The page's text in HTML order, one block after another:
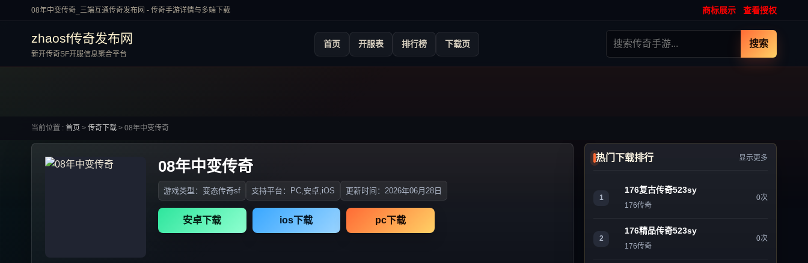
08年中变传奇_三端互通传奇发布网 - 传奇手游详情与多端下载 商标展示 查看授权
zhaosf传奇发布网
新开传奇SF开服信息聚合平台
首页 开服表 排行榜 下载页 搜索
当前位置 : 首页 > 传奇下载 > 08年中变传奇
08年中变传奇
游戏类型：变态传奇sf 支持平台：PC,安卓,iOS 更新时间：2026年06月28日
安卓下载 ios下载 pc下载
热门下载排行 显示更多
1
176复古传奇523sy
176传奇
0次
2
176精品传奇523sy
176传奇
0次